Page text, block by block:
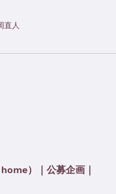
直人
）｜公募企画｜